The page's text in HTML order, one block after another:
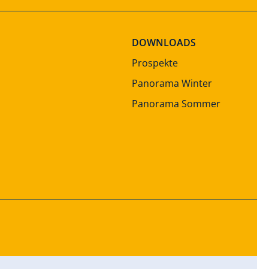
DOWNLOADS
Prospekte
Panorama Winter
Panorama Sommer